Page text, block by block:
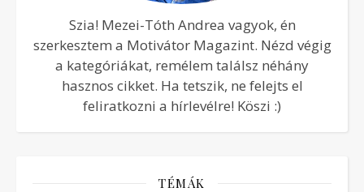
Szia! Mezei-Tóth Andrea vagyok, én
szerkesztem a Motivátor Magazint. Nézd végig
a kategóriákat, remélem találsz néhány
hasznos cikket. Ha tetszik, ne felejts el
feliratkozni a hírlevélre! Köszi :)
TÉMÁK